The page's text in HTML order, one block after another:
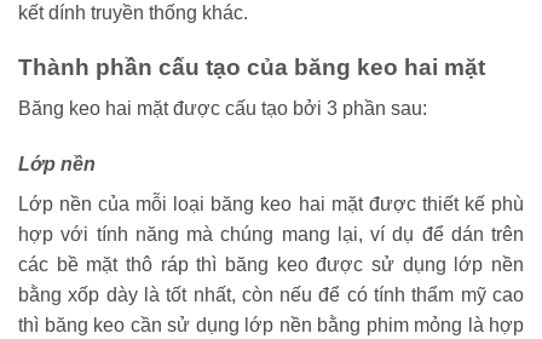
kết dính truyền thống khác.
Thành phần cấu tạo của băng keo hai mặt
Băng keo hai mặt được cấu tạo bởi 3 phần sau:
Lớp nền
Lớp nền của mỗi loại băng keo hai mặt được thiết kế phù
hợp với tính năng mà chúng mang lại, ví dụ để dán trên
các bề mặt thô ráp thì băng keo được sử dụng lớp nền
bằng xốp dày là tốt nhất, còn nếu để có tính thẩm mỹ cao
thì băng keo cần sử dụng lớp nền bằng phim mỏng là hợp